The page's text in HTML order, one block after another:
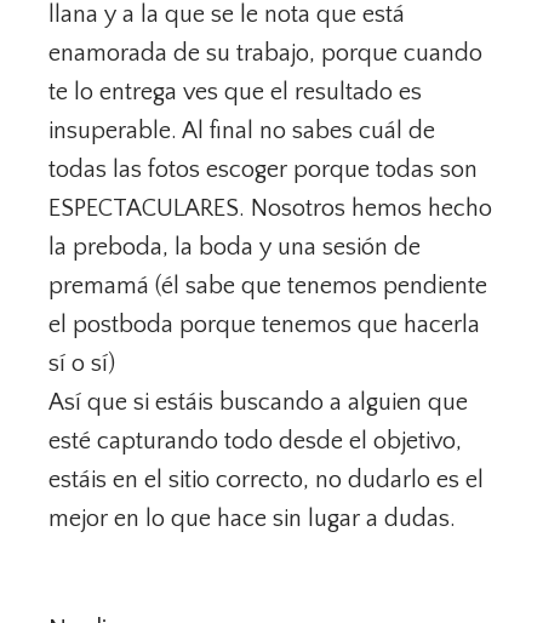
llana y a la que se le nota que está
enamorada de su trabajo, porque cuando
te lo entrega ves que el resultado es
insuperable. Al final no sabes cuál de
todas las fotos escoger porque todas son
ESPECTACULARES. Nosotros hemos hecho
la preboda, la boda y una sesión de
premamá (él sabe que tenemos pendiente
el postboda porque tenemos que hacerla
sí o sí)
Así que si estáis buscando a alguien que
esté capturando todo desde el objetivo,
estáis en el sitio correcto, no dudarlo es el
mejor en lo que hace sin lugar a dudas.